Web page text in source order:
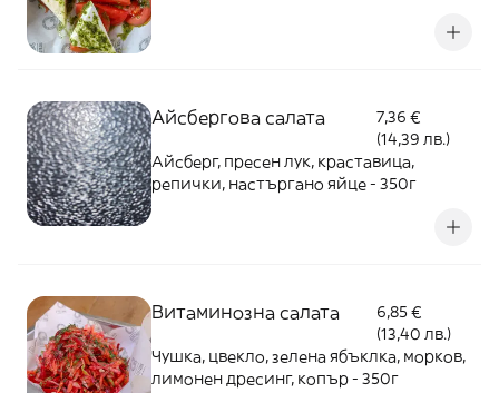
Айсбергова салата
7,36 €
(14,39 лв.)
Айсберг, пресен лук, краставица,
репички, настъргано яйце - 350г
Витаминозна салата
6,85 €
(13,40 лв.)
Чушка, цвекло, зелена ябъклка, морков,
лимонен дресинг, копър - 350г